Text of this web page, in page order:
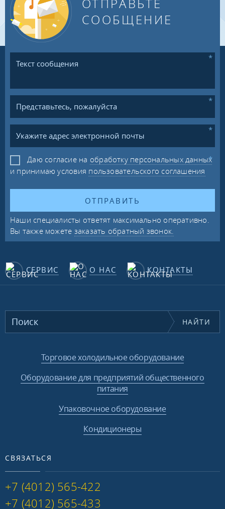
ОТПРАВЬТЕ
СООБЩЕНИЕ
Даю согласие на обработку персональных данных
и принимаю условия пользовательского соглашения
ОТПРАВИТЬ
Наши специалисты ответят максимально оперативно.
Вы также можете заказать обратный звонок.
СЕРВИС О НАС КОНТАКТЫ
НАЙТИ
Торговое холодильное оборудование
Оборудование для предприятий общественного
питания
Упаковочное оборудование
Кондиционеры
СВЯЗАТЬСЯ
+7 (4012) 565-422
+7 (4012) 565-433